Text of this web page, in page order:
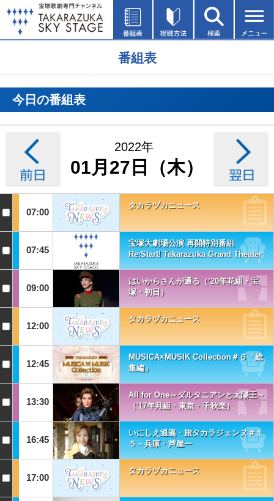
番組表
今日の番組表
2022年
01月27日（木）
07:00
タカラヅカニュース
07:45
宝塚大劇場公演 再開特別番組
Re:Start! Takarazuka Grand Theater
09:00
はいからさんが通る（’20年花組・宝
塚・初日）
12:00
タカラヅカニュース
12:45
MUSICA×MUSIK Collection＃６「総
集編」
13:30
All for One～ダルタニアンと太陽王～
（'17年月組・東京・千秋楽）
16:45
いにしえ逍遥・旅タカラジェンヌ＃１
５－兵庫・芦屋ー
17:00
タカラヅカニュース